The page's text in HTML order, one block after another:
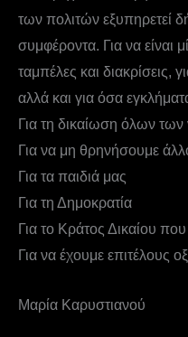
των πολιτών εξυπηρετεί
συμφέροντα. Για να
ταμπέλες και διακρίσεις,
αλλά και για όσα
Για τη δικαίωση όλων
Για να μη θρηνήσουμε
Για τα παιδιά μας
Για τη Δημοκρατία
Για το Κράτος Δικαίου που
Για να έχουμε επιτέλους
Μαρία Καρυστιανού